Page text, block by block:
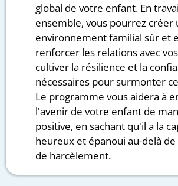
global de votre enfant. En
ensemble, vous pourrez créer
environnement familial sûr et
renforcer les relations avec
cultiver la résilience et la
nécessaires pour surmonter
Le programme vous aidera à
l'avenir de votre enfant de
positive, en sachant qu'il a la
heureux et épanoui au-delà
de harcèlement.